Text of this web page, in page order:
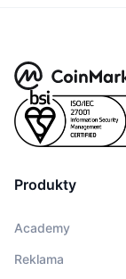
Produkty
Academy
Reklama